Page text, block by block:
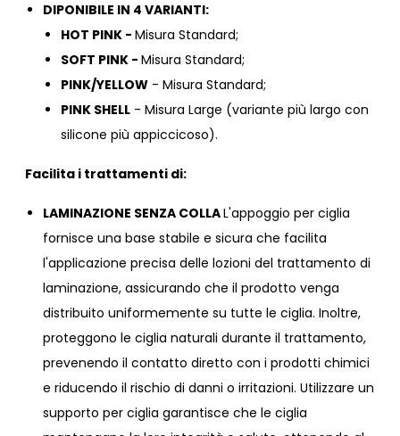
DIPONIBILE IN 4 VARIANTI:
HOT PINK - Misura Standard;
SOFT PINK - Misura Standard;
PINK/YELLOW - Misura Standard;
PINK SHELL - Misura Large (variante più largo con
silicone più appiccicoso).
Facilita i trattamenti di:
LAMINAZIONE SENZA COLLAL'appoggio per ciglia
fornisce una base stabile e sicura che facilita
l'applicazione precisa delle lozioni del trattamento di
laminazione, assicurando che il prodotto venga
distribuito uniformemente su tutte le ciglia. Inoltre,
proteggono le ciglia naturali durante il trattamento,
prevenendo il contatto diretto con i prodotti chimici
e riducendo il rischio di danni o irritazioni. Utilizzare un
supporto per ciglia garantisce che le ciglia